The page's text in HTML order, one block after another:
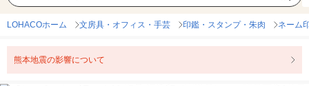
LOHACOホーム 文房具・オフィス・手芸 印鑑・スタンプ・朱肉 ネーム
熊本地震の影響について